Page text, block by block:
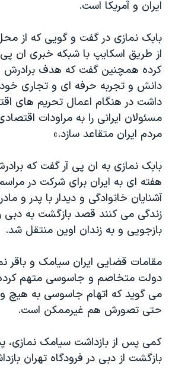
نرگس محمدی برنده جایزه نوبل صلح
همایش محافظه‌کاران آمریکا «سی‌پک»
صفحه‌های ویژه
سفر پرزیدنت ترامپ به چین
ایران و آمریکا است.
بابک نمازی در گفت و گویی که از
از طریق اسکایپ با شبکه خبری ان
کرده همچنین گفت که هدف برادرش
دانش و تجربه حرفه ای و تجاری
داشت در هنگام اعمال تحریم های
مسئولان ایرانی را به مراودات
مردم ایران متقاعد سازد.»
بابک نمازی به ان پی آر گفت که
هفته ای به ایران برای شرکت در
آشنایان خانوادگی و دیدار با پدر و
زندگی می کنند قصد بازگشت به دبی
بازجویی و به زندان اوین منتقل شد.
مقامات قضایی ایران سیامک و باقر
دولت متخاصم و جاسوسی متهم
می گوید که اتهام جاسوسی به
حتی تصورش هم غیرممکن است.
کمی پس از بازداشت سیامک نمازی،
بازگشت از دبی در فرودگاه تهران